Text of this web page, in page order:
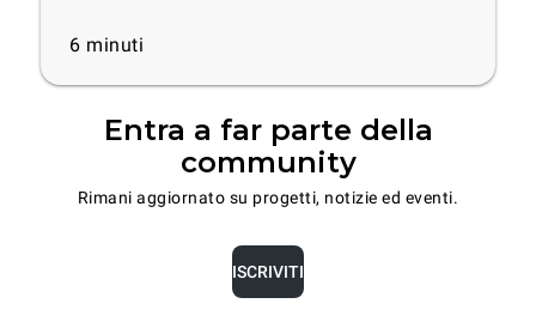
6 minuti
Entra a far parte della
community
Rimani aggiornato su progetti, notizie ed eventi.
ISCRIVITI